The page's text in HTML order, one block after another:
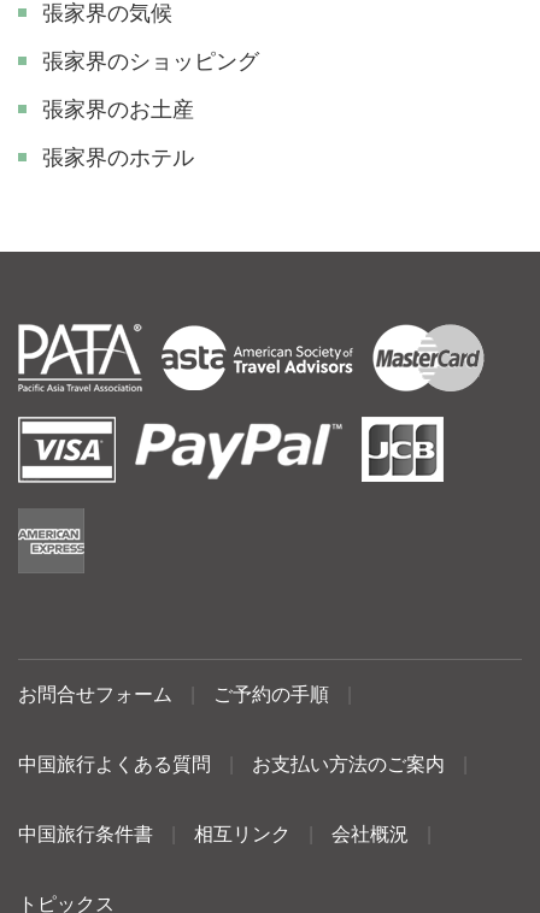
張家界の気候
張家界のショッピング
張家界のお土産
張家界のホテル
お問合せフォーム ご予約の手順
中国旅行よくある質問 お支払い方法のご案内
中国旅行条件書 相互リンク 会社概況
トピックス